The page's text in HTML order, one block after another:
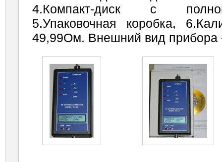
4.Компакт-диск с
5.Упаковочная коробка,
49,99Ом. Внешний вид